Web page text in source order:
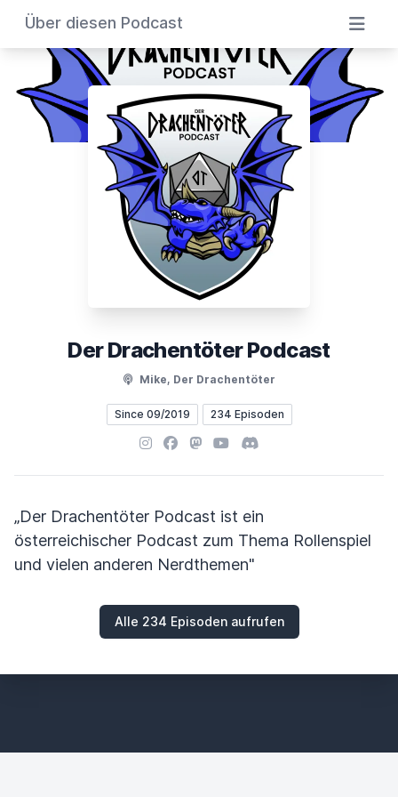
Über diesen Podcast
Der Drachentöter Podcast
Mike, Der Drachentöter
Since 09/2019 234 Episoden
Instagram
Facebook
Mastodon
YouTubeDiscord
„Der Drachentöter Podcast ist ein
österreichischer Podcast zum Thema Rollenspiel
und vielen anderen Nerdthemen"
Alle 234 Episoden aufrufen